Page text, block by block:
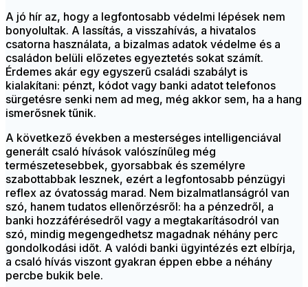
A jó hír az, hogy a legfontosabb védelmi lépések nem
bonyolultak. A lassítás, a visszahívás, a hivatalos
csatorna használata, a bizalmas adatok védelme és a
családon belüli előzetes egyeztetés sokat számít.
Érdemes akár egy egyszerű családi szabályt is
kialakítani: pénzt, kódot vagy banki adatot telefonos
sürgetésre senki nem ad meg, még akkor sem, ha a hang
ismerősnek tűnik.
A következő években a mesterséges intelligenciával
generált csaló hívások valószínűleg még
természetesebbek, gyorsabbak és személyre
szabottabbak lesznek, ezért a legfontosabb pénzügyi
reflex az óvatosság marad. Nem bizalmatlanságról van
szó, hanem tudatos ellenőrzésről: ha a pénzedről, a
banki hozzáférésedről vagy a megtakarításodról van
szó, mindig megengedhetsz magadnak néhány perc
gondolkodási időt. A valódi banki ügyintézés ezt elbírja,
a csaló hívás viszont gyakran éppen ebbe a néhány
percbe bukik bele.